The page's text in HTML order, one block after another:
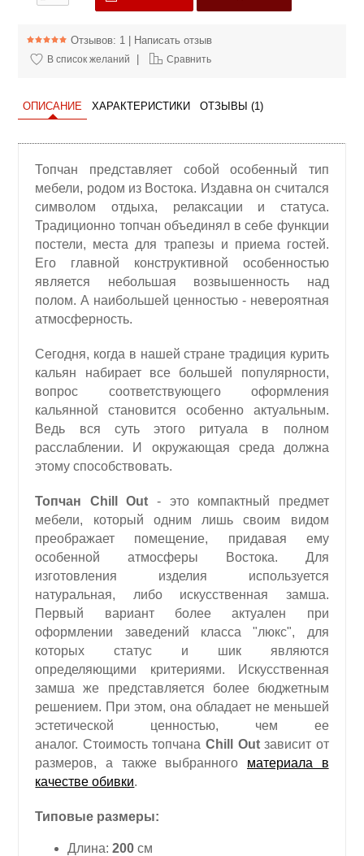
Отзывов: 1 Написать отзыв
В список желаний Сравнить
ОПИСАНИЕ ХАРАКТЕРИСТИКИ ОТЗЫВЫ (1)
Топчан представляет собой особенный тип
мебели, родом из Востока. Издавна он считался
символом отдыха, релаксации и статуса.
Традиционно топчан объединял в себе функции
постели, места для трапезы и приема гостей.
Его главной конструктивной особенностью
является небольшая возвышенность над
полом. А наибольшей ценностью - невероятная
атмосферность.
Сегодня, когда в нашей стране традиция курить
кальян набирает все большей популярности,
вопрос соответствующего оформления
кальянной становится особенно актуальным.
Ведь вся суть этого ритуала в полном
расслаблении. И окружающая среда должна
этому способствовать.
Топчан Chill Out - это компактный предмет
мебели, который одним лишь своим видом
преображает помещение, придавая ему
особенной атмосферы Востока. Для
изготовления изделия используется
натуральная, либо искусственная замша.
Первый вариант более актуален при
оформлении заведений класса "люкс", для
которых статус и шик являются
определяющими критериями. Искусственная
замша же представляется более бюджетным
решением. При этом, она обладает не меньшей
эстетической ценностью, чем ее
аналог. Стоимость топчана Chill Outзависит от
размеров, а также выбранного материала в
качестве обивки.
Типовые размеры:
Длина: 200 см